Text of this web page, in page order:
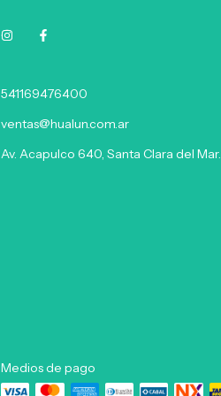
541169476400
ventas@hualun.com.ar
Av. Acapulco 640, Santa Clara del Mar.
Medios de pago